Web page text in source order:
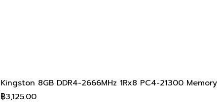
Kingston 8GB DDR4-2666MHz 1Rx8 PC4-21300 Memory
ราคา
฿3,125.00